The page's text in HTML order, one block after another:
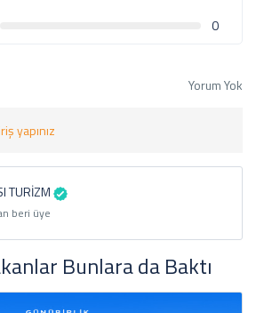
0
Yorum Yok
yapınız
TURİZM
beri üye
Bunlara da Baktı